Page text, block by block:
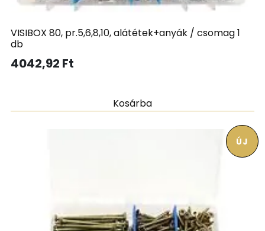
VISIBOX 80, pr.5,6,8,10, alátétek+anyák / csomag 1
db
4042,92 Ft
Kosárba
ÚJ